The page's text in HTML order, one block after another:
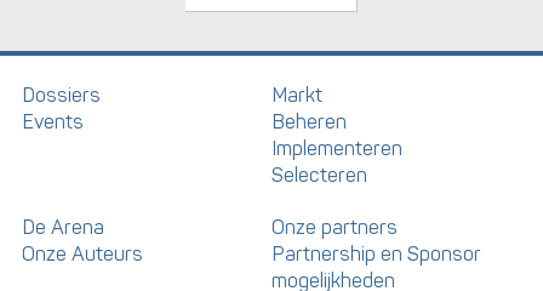
Dossiers
Events
Markt
Beheren
Implementeren
Selecteren
De Arena
Onze Auteurs
Onze partners
Partnership en Sponsor
mogelijkheden